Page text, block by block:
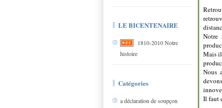
LE BICENTENAIRE
1810-2010 Notre
histoire
Catégories
a déclaration de soupçon
Notre
Mais
Nous
Il faut